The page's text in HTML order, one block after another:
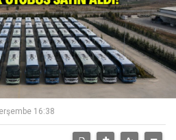
16:38